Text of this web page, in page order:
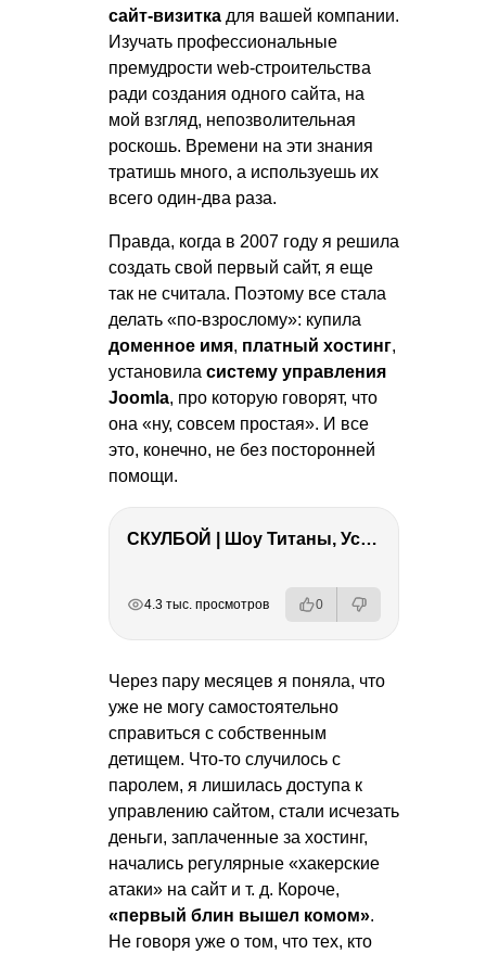
сайт-визитка для вашей компании.
Изучать профессиональные
премудрости web-строительства
ради создания одного сайта, на
мой взгляд, непозволительная
роскошь. Времени на эти знания
тратишь много, а используешь их
всего один-два раза.
Правда, когда в 2007 году я решила
создать свой первый сайт, я еще
так не считала. Поэтому все стала
делать «по-взрослому»: купила
доменное имя, платный хостинг,
установила систему управления
Joomla, про которую говорят, что
она «ну, совсем простая». И все
это, конечно, не без посторонней
помощи.
СКУЛБОЙ | Шоу Титаны, Усейн Болт, Ларрат, Зашквар!
4.3 тыс. просмотров 0
Через пару месяцев я поняла, что
уже не могу самостоятельно
справиться с собственным
детищем. Что-то случилось с
паролем, я лишилась доступа к
управлению сайтом, стали исчезать
деньги, заплаченные за хостинг,
начались регулярные «хакерские
атаки» на сайт и т. д. Короче,
«первый блин вышел комом».
Не говоря уже о том, что тех, кто